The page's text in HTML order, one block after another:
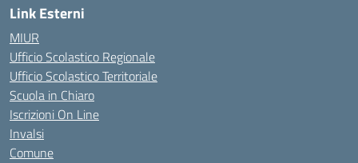
Link Esterni
MIUR
Ufficio Scolastico Regionale
Ufficio Scolastico Territoriale
Scuola in Chiaro
Iscrizioni On Line
Invalsi
Comune